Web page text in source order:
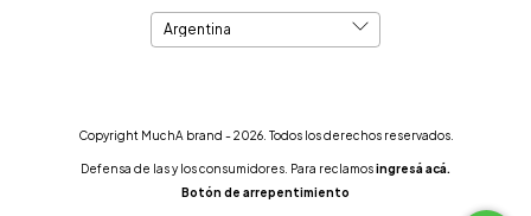
Copyright MuchA brand - 2026. Todos los derechos reservados.
Defensa de las y los consumidores. Para reclamosingresá acá.
Botón de arrepentimiento